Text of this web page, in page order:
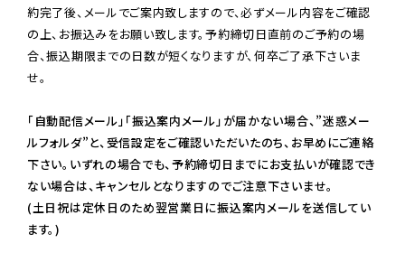
約完了後、メールでご案内致しますので、必ずメール内容をご確認
の上、お振込みをお願い致します。予約締切日直前のご予約の場
合、振込期限までの日数が短くなりますが、何卒ご了承下さいま
せ。
「自動配信メール」「振込案内メール」が届かない場合、”迷惑メー
ルフォルダ”と、受信設定をご確認いただいたのち、お早めにご連絡
下さい。いずれの場合でも、予約締切日までにお支払いが確認でき
ない場合は、キャンセルとなりますのでご注意下さいませ。
(土日祝は定休日のため翌営業日に振込案内メールを送信してい
ます。)